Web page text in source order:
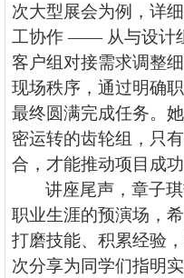
次大型展会为例，详
工协作 —— 从与设计
客户组对接需求调整
现场秩序，通过明确
最终圆满完成任务。
密运转的齿轮组，只
合，才能推动项目成
讲座尾声，章子
职业生涯的预演场，
打磨技能、积累经验
次分享为同学们指明